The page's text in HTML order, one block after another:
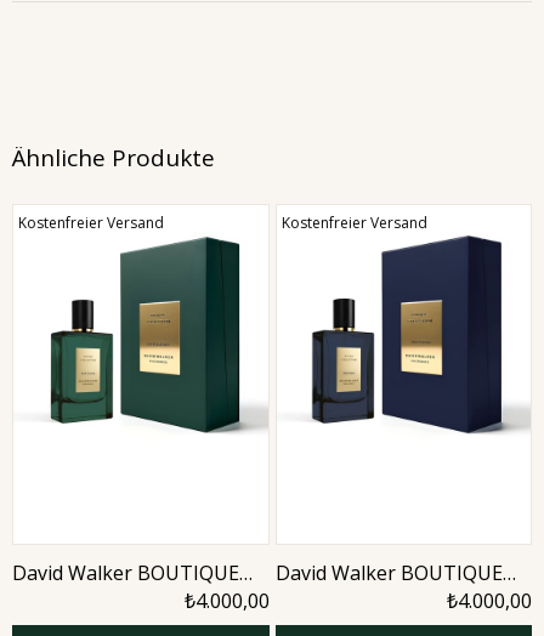
Ähnliche Produkte
David Walker BOUTIQUE
SOIRE ELEGAN 50ML
Parfüm
₺4.000,00
Kostenfreier Versand
David Walker BOUTIQUE
MEDITERAN 50ML Parfüm
₺4.000,00
Kostenfreier Versand